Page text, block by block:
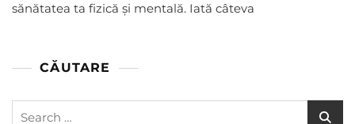
sănătatea ta fizică și mentală. Iată câteva
CĂUTARE